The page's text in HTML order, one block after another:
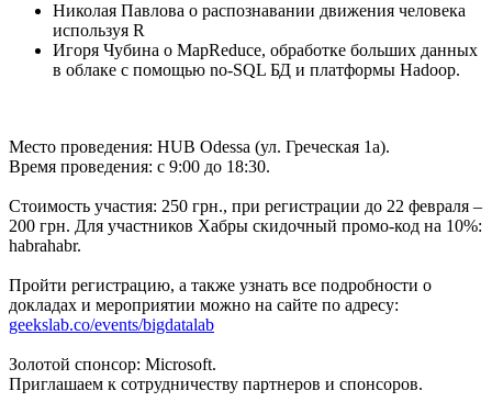
Николая Павлова о распознавании движения человека
используя R
Игоря Чубина о MapReduce, обработке больших данных
в облаке с помощью no-SQL БД и платформы Hadoop.
Место проведения: HUB Odessa (ул. Греческая 1а).
Время проведения: c 9:00 до 18:30.
Стоимость участия: 250 грн., при регистрации до 22 февраля –
200 грн. Для участников Хабры скидочный промо-код на 10%:
habrahabr.
Пройти регистрацию, а также узнать все подробности о
докладах и мероприятии можно на сайте по адресу:
geekslab.co/events/bigdatalab
Золотой спонсор: Microsoft.
Приглашаем к сотрудничеству партнеров и спонсоров.